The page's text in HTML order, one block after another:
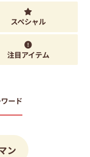
スペシャル
注目アイテム
ード
ン